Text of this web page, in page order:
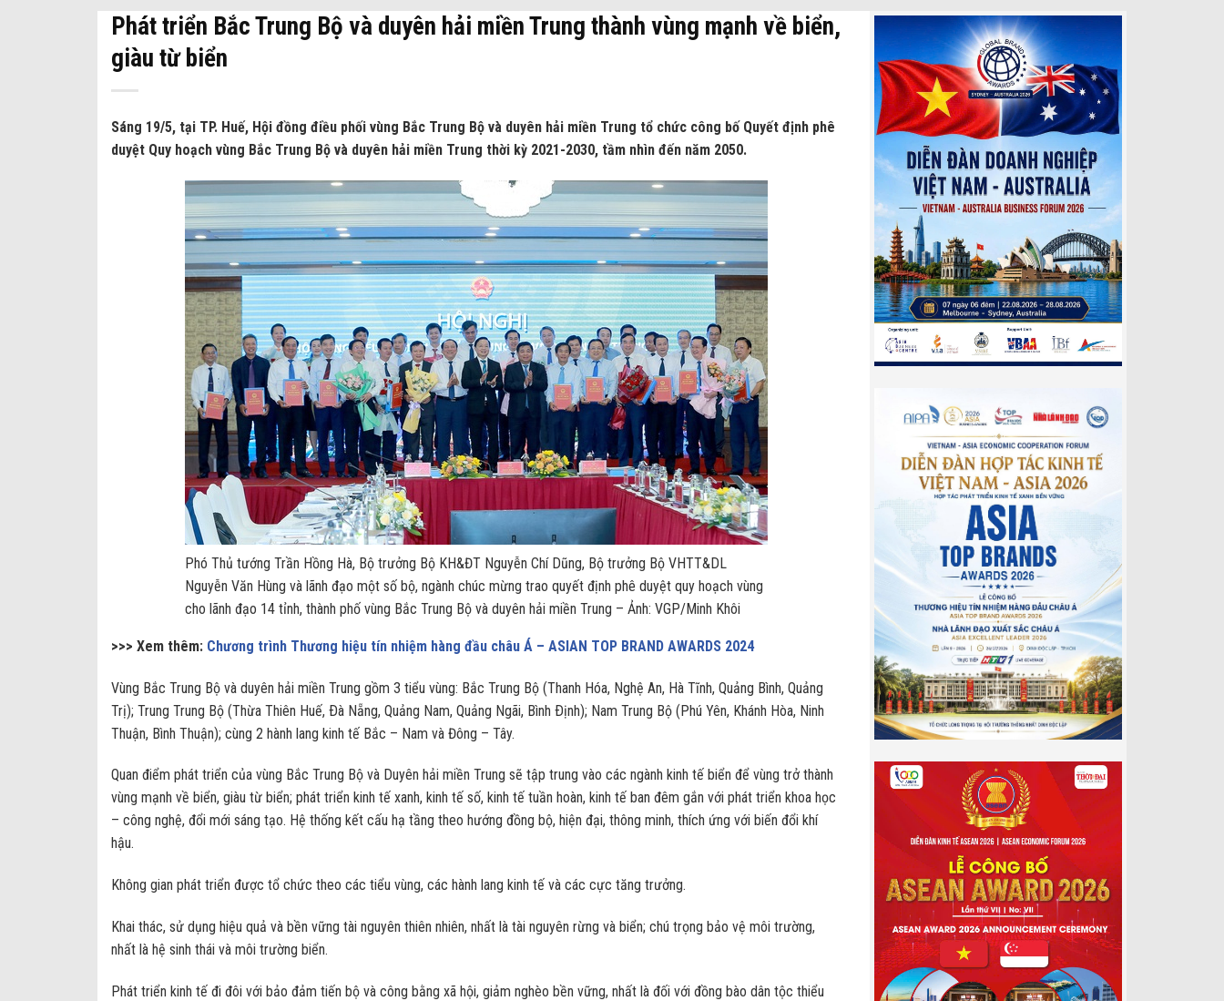
Phát triển Bắc Trung Bộ và duyên hải miền Trung thành vùng mạnh về biển,
giàu từ biển
Sáng 19/5, tại TP. Huế, Hội đồng điều phối vùng Bắc Trung Bộ và duyên hải miền Trung tổ chức công bố Quyết định phê
duyệt Quy hoạch vùng Bắc Trung Bộ và duyên hải miền Trung thời kỳ 2021-2030, tầm nhìn đến năm 2050.
Phó Thủ tướng Trần Hồng Hà, Bộ trưởng Bộ KH&ĐT Nguyễn Chí Dũng, Bộ trưởng Bộ VHTT&DL
Nguyễn Văn Hùng và lãnh đạo một số bộ, ngành chúc mừng trao quyết định phê duyệt quy hoạch vùng
cho lãnh đạo 14 tỉnh, thành phố vùng Bắc Trung Bộ và duyên hải miền Trung – Ảnh: VGP/Minh Khôi
>>> Xem thêm: Chương trình Thương hiệu tín nhiệm hàng đầu châu Á – ASIAN TOP BRAND AWARDS 2024
Vùng Bắc Trung Bộ và duyên hải miền Trung gồm 3 tiểu vùng: Bắc Trung Bộ (Thanh Hóa, Nghệ An, Hà Tĩnh, Quảng Bình, Quảng
Trị); Trung Trung Bộ (Thừa Thiên Huế, Ðà Nẵng, Quảng Nam, Quảng Ngãi, Bình Ðịnh); Nam Trung Bộ (Phú Yên, Khánh Hòa, Ninh
Thuận, Bình Thuận); cùng 2 hành lang kinh tế Bắc – Nam và Đông – Tây.
Quan điểm phát triển của vùng Bắc Trung Bộ và Duyên hải miền Trung sẽ tập trung vào các ngành kinh tế biển để vùng trở thành
vùng mạnh về biển, giàu từ biển; phát triển kinh tế xanh, kinh tế số, kinh tế tuần hoàn, kinh tế ban đêm gắn với phát triển khoa học
– công nghệ, đổi mới sáng tạo. Hệ thống kết cấu hạ tầng theo hướng đồng bộ, hiện đại, thông minh, thích ứng với biến đổi khí
hậu.
Không gian phát triển được tổ chức theo các tiểu vùng, các hành lang kinh tế và các cực tăng trưởng.
Khai thác, sử dụng hiệu quả và bền vững tài nguyên thiên nhiên, nhất là tài nguyên rừng và biển; chú trọng bảo vệ môi trường,
nhất là hệ sinh thái và môi trường biển.
Phát triển kinh tế đi đôi với bảo đảm tiến bộ và công bằng xã hội, giảm nghèo bền vững, nhất là đối với đồng bào dân tộc thiểu